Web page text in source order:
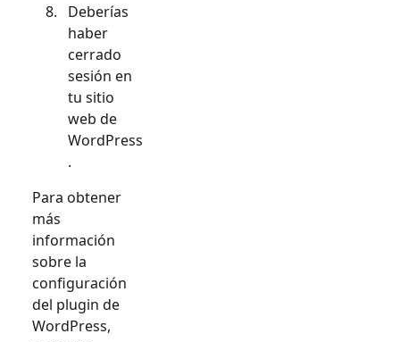
Deberías
haber
cerrado
sesión en
tu sitio
web de
WordPress
.
Para obtener
más
información
sobre la
configuración
del plugin de
WordPress,